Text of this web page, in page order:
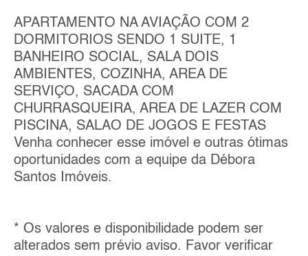
APARTAMENTO NA AVIAÇÃO COM 2
DORMITORIOS SENDO 1 SUITE, 1
BANHEIRO SOCIAL, SALA DOIS
AMBIENTES, COZINHA, AREA DE
SERVIÇO, SACADA COM
CHURRASQUEIRA, AREA DE LAZER COM
PISCINA, SALAO DE JOGOS E FESTAS
Venha conhecer esse imóvel e outras ótimas
oportunidades com a equipe da Débora
Santos Imóveis.
* Os valores e disponibilidade podem ser
alterados sem prévio aviso. Favor verificar